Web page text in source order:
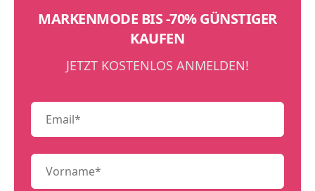
MARKENMODE BIS -70% GÜNSTIGER
KAUFEN
JETZT KOSTENLOS ANMELDEN!